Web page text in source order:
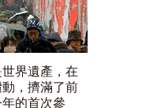
界遺產，在
，擠滿了前
的首次參